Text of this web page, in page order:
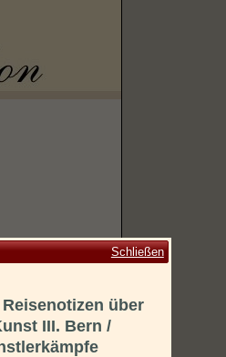
Schließen
über
III. Bern /